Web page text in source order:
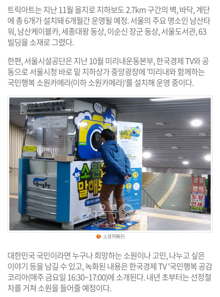
트릭아트는 지난 11월 을지로 지하보도 2.7km 구간의 벽, 바닥, 계단
에 총 6개가 설치돼 6개월간 운영될 예정. 서울의 주요 명소인 남산타
워, 남산케이블카, 세종대왕 동상, 이순신 장군 동상, 서울도서관, 63
빌딩을 소재로 그렸다.
한편, 서울시설공단은 지난 10월 미리내운동본부, 한국경제 TV와 공
동으로 서울시청 바로 밑 지하상가 중앙광장에 '미리내와 함께하는
국민행복 소원카메라(이하 소원카메라)'를 설치해 운영 중이다.
대한민국 국민이라면 누구나 희망하는 소원이나 고민, 나누고 싶은
이야기 등을 남길 수 있고, 녹화된 내용은 한국경제 TV '국민행복 공감
코리아(매주 금요일 16:30~17:00)에 소개된다. 내년 초부터는 선정절
차를 거쳐 소원을 들어줄 예정이다.